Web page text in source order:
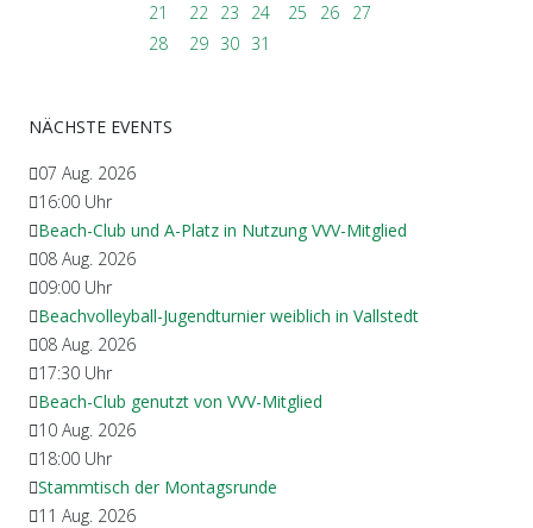
21
22 23 24 25 26
27
28
29 30 31
NÄCHSTE EVENTS
07 Aug. 2026
16:00 Uhr
Beach-Club und A-Platz in Nutzung VVV-Mitglied
08 Aug. 2026
09:00 Uhr
Beachvolleyball-Jugendturnier weiblich in Vallstedt
08 Aug. 2026
17:30 Uhr
Beach-Club genutzt von VVV-Mitglied
10 Aug. 2026
18:00 Uhr
Stammtisch der Montagsrunde
11 Aug. 2026